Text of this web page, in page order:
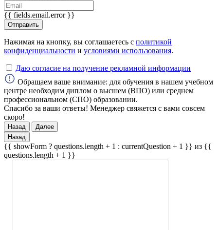
{{ fields.email.error }}
Отправить
Нажимая на кнопку, вы соглашаетесь с политикой
конфиденциальности и условиями использования.
Даю согласие на получение рекламной информации
Обращаем ваше внимание: для обучения в нашем учебном
центре необходим диплом о высшем (ВПО) или среднем
профессиональном (СПО) образовании.
Спасибо за ваши ответы! Менеджер свяжется с вами совсем
скоро!
Назад
Далее
Назад
{{ showForm ? questions.length + 1 : currentQuestion + 1 }} из {{
questions.length + 1 }}